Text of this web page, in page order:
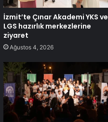
İzmit’te Çınar Akademi YKS ve
LGS hazırlık merkezlerine
ziyaret
Ağustos 4, 2026